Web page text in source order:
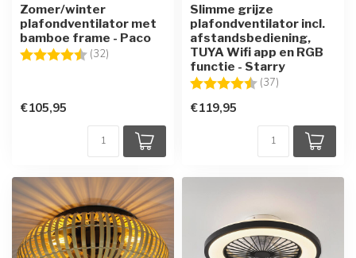
Zomer/winter
plafondventilator met
bamboe frame - Paco
Beoordeling: (32)
€105,95
Slimme grijze
plafondventilator incl.
afstandsbediening,
TUYA Wifi app en RGB
functie - Starry
Beoordeling: (37)
€119,95